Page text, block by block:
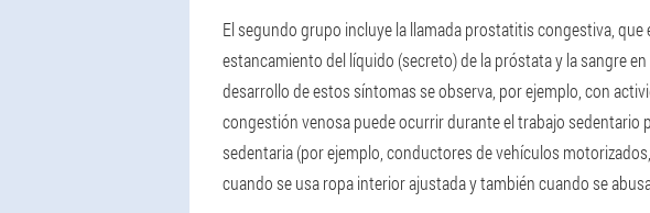
El segundo grupo incluye la llamada prostatitis congestiva, que
estancamiento del líquido (secreto) de la próstata y la sangre
desarrollo de estos síntomas se observa, por ejemplo, con
congestión venosa puede ocurrir durante el trabajo sedentario
sedentaria (por ejemplo, conductores de vehículos
cuando se usa ropa interior ajustada y también cuando se